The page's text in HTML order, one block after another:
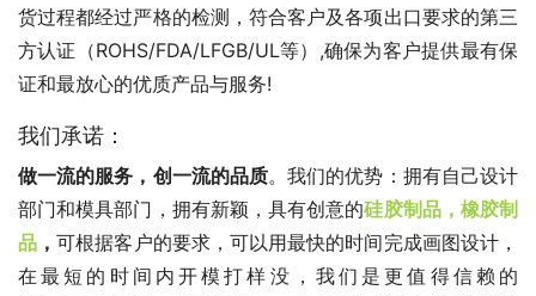
货过程都经过严格的检测，符合客户及各项出口要求的第三
方认证（ROHS/FDA/LFGB/UL等） ,确保为客户提供最有保
证和最放心的优质产品与服务!
我们承诺：
做一流的服务，创一流的品质。我们的优势：拥有自己设计
部门和模具部门，拥有新颖，具有创意的硅胶制品，橡胶制
品 ，可根据客户的要求，可以用最快的时间完成画图设计，
在最短的时间内开模打样没，我们是更值得信赖的